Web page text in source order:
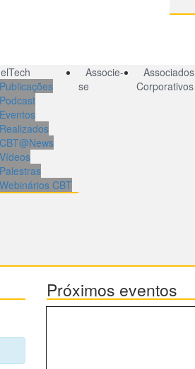
Publicações
Podcast
Eventos
Realizados
CBT@News
Vídeos
Palestras
Webinários CBT
Associe-
se
Associados
Corporativos
Próximos eventos